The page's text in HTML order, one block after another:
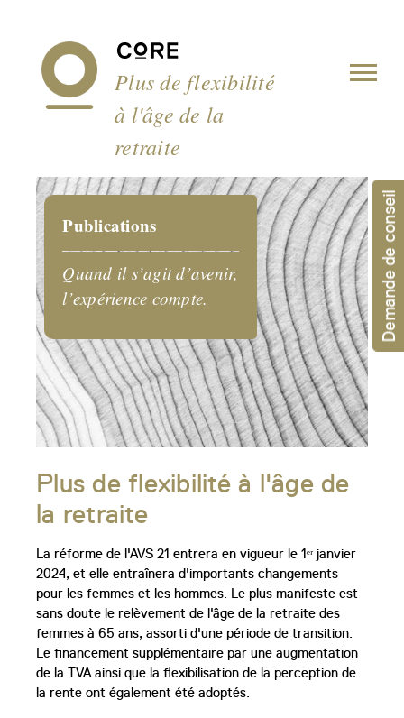
Plus de flexibilité
à l'âge de la
retraite
Publications
Quand il s’agit d’avenir,
l’expérience compte.
Plus de flexibilité à l'âge de
la retraite
La réforme de l'AVS 21 entrera en vigueur le 1ᵉʳ janvier
2024, et elle entraînera d'importants changements
pour les femmes et les hommes. Le plus manifeste est
sans doute le relèvement de l'âge de la retraite des
femmes à 65 ans, assorti d'une période de transition.
Le financement supplémentaire par une augmentation
de la TVA ainsi que la flexibilisation de la perception de
la rente ont également été adoptés.
Demande de conseil